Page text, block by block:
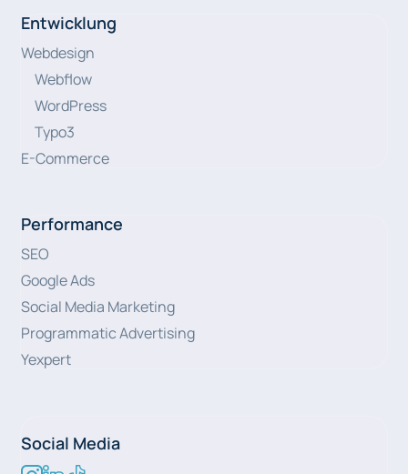
Entwicklung
Webdesign
Webflow
WordPress
Typo3
E-Commerce
Performance
SEO
Google Ads
Social Media Marketing
Programmatic Advertising
Yexpert
Social Media